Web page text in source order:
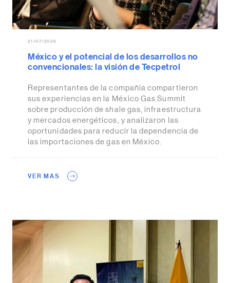
21/07/2026
México y el potencial de los desarrollos no
convencionales: la visión de Tecpetrol
Representantes de la compañía compartieron
sus experiencias en la México Gas Summit
sobre producción de shale gas, infraestructura
y mercados energéticos, y analizaron las
oportunidades para reducir la dependencia de
las importaciones de gas en México.
VER MAS